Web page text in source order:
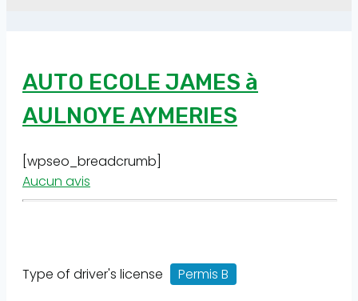
AUTO ECOLE JAMES à
AULNOYE AYMERIES
[wpseo_breadcrumb]
Aucun avis
Type of driver's license
Permis B